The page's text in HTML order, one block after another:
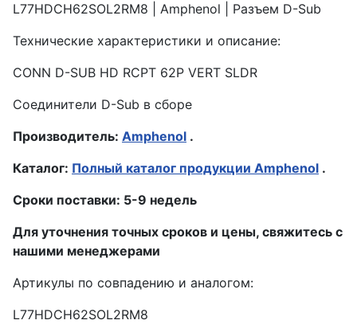
L77HDCH62SOL2RM8 | Amphenol | Разъем D-Sub
Технические характеристики и описание:
CONN D-SUB HD RCPT 62P VERT SLDR
Соединители D-Sub в сборе
Производитель: Amphenol .
Каталог: Полный каталог продукции Amphenol .
Сроки поставки: 5-9 недель
Для уточнения точных сроков и цены, свяжитесь с
нашими менеджерами
Артикулы по совпадению и аналогом:
L77HDCH62SOL2RM8